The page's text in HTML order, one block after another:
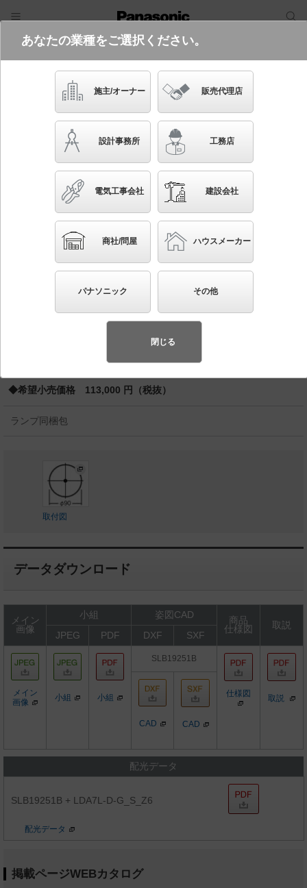
電気・建築設備（ビジネス）
フリーワード
品番・キーワード
かんたん照度計算
SLB19251B
天井半埋込吊下型 LED（電球色） ペンダント LED
電球交換型 MODIFY（モディファイ） 白熱電球60形2
（先端技術や優れたデザイン性を持ち合わせ、快
適で先進的な照明環境をご提案する商品群です）
◆希望小売価格 113,000 円（税抜）
ランプ同梱包
取付図
データダウンロード
メイン
画像
小組 姿図CAD
商品
仕様図
取説
JPEG
PDF DXF SXF
メイン
画像
小組 小組
SLB19251B
仕様図 取説
CAD CAD
配光データ
SLB19251B + LDA7L-D-G_S_Z6
配光データ
掲載ページWEBカタログ
あなたの業種をご選択ください。
施主/オーナー 販売代理店
設計事務所 工務店
電気工事会社 建設会社
商社/問屋 ハウスメーカー
パナソニック その他
閉じる